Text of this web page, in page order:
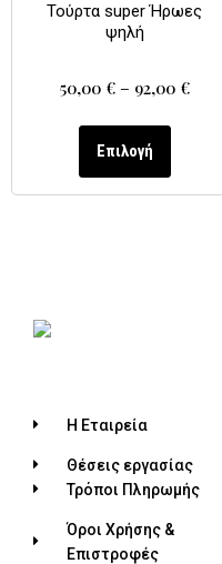
Τούρτα super Ήρωες
ψηλή
50,00 €– 92,00 €
Επιλογή
Η Εταιρεία
Θέσεις εργασίας
Τρόποι Πληρωμής
Όροι Χρήσης &
Επιστροφές